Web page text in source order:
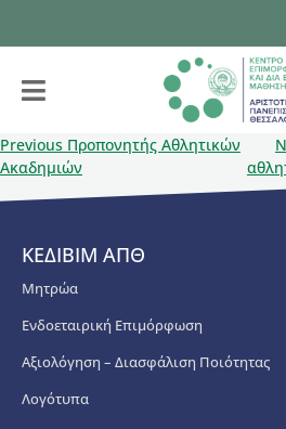
Previous Προπονητής Αθλητικών
Ακαδημιών
ΚΕΔΙΒΙΜ ΑΠΘ
Μητρώα
Ενδοεταιρική Επιμόρφωση
Αξιολόγηση – Διασφάλιση Ποιότητας
Λογότυπα